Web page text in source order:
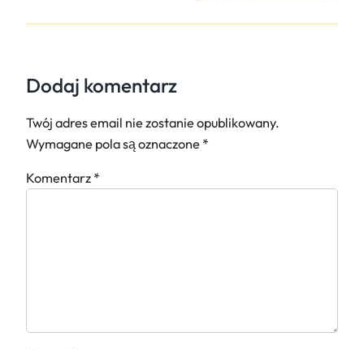
Dodaj komentarz
Twój adres email nie zostanie opublikowany.
Wymagane pola są oznaczone *
Komentarz *